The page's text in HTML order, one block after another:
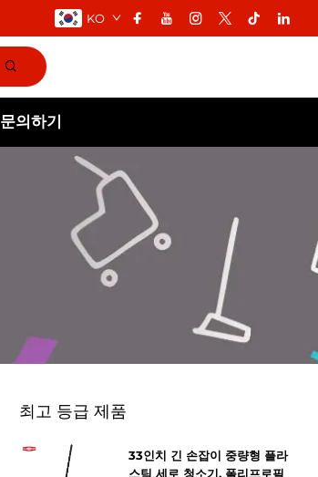
KO
문의하기
최고 등급 제품
33인치 긴 손잡이 중량형 플라
스틱 세로 청소기, 폴리프로필